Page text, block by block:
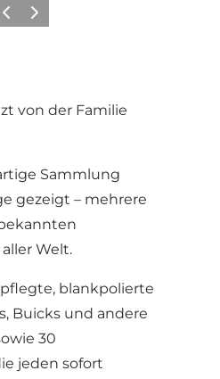
ZurückWeiter
von der Familie
Sammlung
gezeigt – mehrere
Welt.
blankpolierte
Buicks und andere
30
jeden sofort